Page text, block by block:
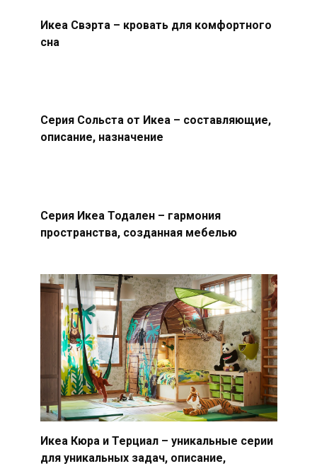
Икеа Свэрта – кровать для комфортного
сна
Серия Сольста от Икеа – составляющие,
описание, назначение
Серия Икеа Тодален – гармония
пространства, созданная мебелью
Икеа Кюра и Терциал – уникальные серии
для уникальных задач, описание,